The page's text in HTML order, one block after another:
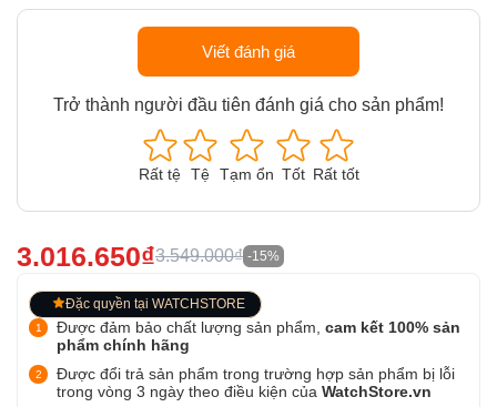
Viết đánh giá
Trở thành người đầu tiên đánh giá cho sản phẩm!
Rất tệ Tệ Tạm ổn Tốt Rất tốt
3.016.650₫3.549.000₫ -15%
Đặc quyền tại WATCHSTORE
Được đảm bảo chất lượng sản phẩm, cam kết 100% sản
phẩm chính hãng
Được đổi trả sản phẩm trong trường hợp sản phẩm bị lỗi
trong vòng 3 ngày theo điều kiện của WatchStore.vn